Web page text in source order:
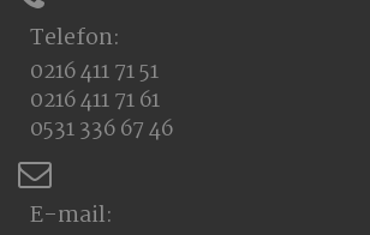
Telefon:
0216 411 71 51
0216 411 71 61
0531 336 67 46
E-mail: